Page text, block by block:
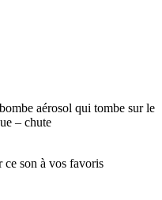
aérosol qui tombe sur le
– chute